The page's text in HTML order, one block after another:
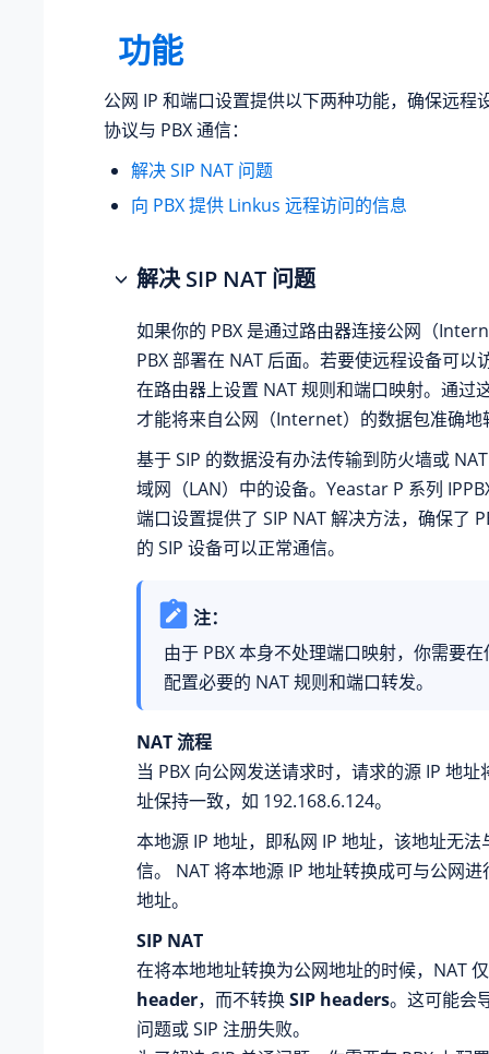
功能
公网 IP 和端口设置提供以下两种功能，确保远程
协议与 PBX 通信：
解决 SIP NAT 问题
向 PBX 提供 Linkus 远程访问的信息
解决 SIP NAT 问题
如果你的 PBX 是通过路由器连接公网（
PBX 部署在 NAT 后面。若要使远程设备可以
在路由器上设置 NAT 规则和端口映射。通过
才能将来自公网（Internet）的数据包准确地
基于 SIP 的数据没有办法传输到防火墙或
域网（LAN）中的设备。 Yeastar P 系列
端口设置提供了 SIP NAT 解决方法，确保了
的 SIP 设备可以正常通信。
注：
由于 PBX 本身不处理端口映射，你需要
配置必要的 NAT 规则和端口转发。
NAT 流程
当 PBX 向公网发送请求时，请求的源 IP 地址
址保持一致，如 192.168.6.124。
本地源 IP 地址，即私网 IP 地址，该地址无
信。 NAT 将本地源 IP 地址转换成可与公网
地址。
SIP NAT
在将本地地址转换为公网地址的时候，NAT
header，而不转换SIP headers。这可能会
问题或 SIP 注册失败。